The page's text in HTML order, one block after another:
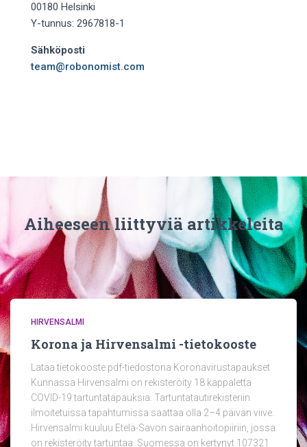
00180 Helsinki
Y-tunnus: 2967818-1
Sähköposti
team@robonomist.com
Aiheeseen liittyviä artikkeleita
HIRVENSALMI
Korona ja Hirvensalmi -tietokooste
Lataa tietokooste pdf-tiedostona Koronavirustapaukset
Kunnassa Hirvensalmi on rekisteröity 18 kappaletta
COVID-19 tartuntatapauksia. Tartuntatautirekisteriin
ilmoitetuissa tapahtumissa saattaa olla 2–4 päivän viive.
Hirvensalmi kuuluu Etelä-Savon sairaanhoitopiiriin, jossa
on rekisteröity tartuntaa. Suomessa on kertynyt 107321